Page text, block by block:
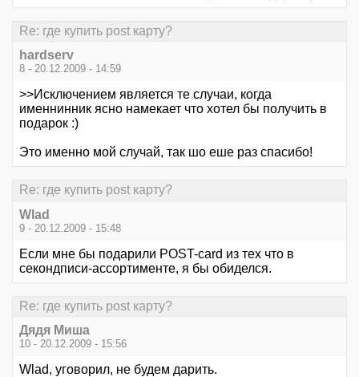
Re: где купить post карту?
hardserv
8 - 20.12.2009 - 14:59
>>Исключением является те случаи, когда
именнинник ясно намекает что хотел бы получить в
подарок :)
Это именно мой случай, так шо еше раз спасибо!
Re: где купить post карту?
Wlad
9 - 20.12.2009 - 15:48
Ecли мне бы подарили POST-card из тех что в
секондписи-ассортименте, я бы обиделся.
Re: где купить post карту?
Дядя Миша
10 - 20.12.2009 - 15:56
Wlad, уговорил, не будем дарить.